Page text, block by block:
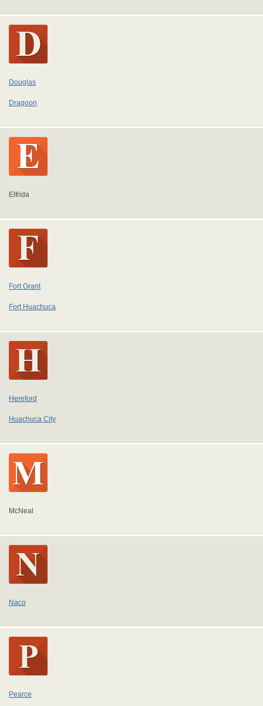
Douglas
Dragoon
Elfrida
Fort Grant
Fort Huachuca
Hereford
Huachuca City
McNeal
Naco
Pearce